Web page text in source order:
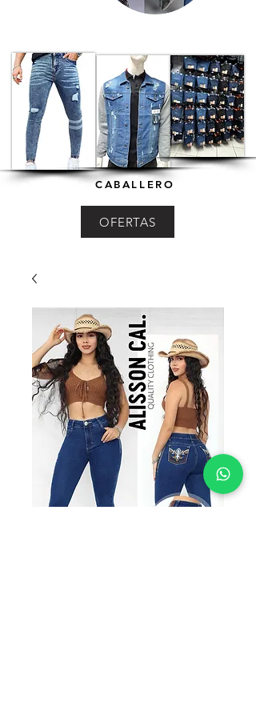
CABALLERO
OFERTAS